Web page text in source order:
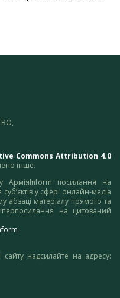
Commons Attribution 4.0
інше.
АрміяInform посилання на
у сфері онлайн-медіа
абзаці матеріалу прямого та
на цитований
надсилайте на адресу: